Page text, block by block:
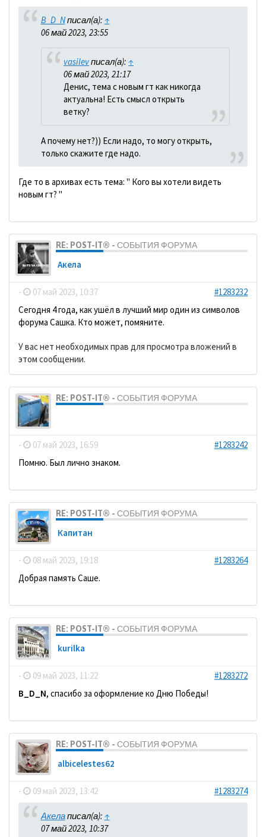
B_D_Nписал(а): ↑
06 май 2023, 23:55
vasilevписал(а): ↑
06 май 2023, 21:17
Денис, тема с новым гт как никогда
актуальна! Есть смысл открыть
ветку?
А почему нет?)) Если надо, то могу открыть,
только скажите где надо.
Где то в архивах есть тема: " Кого вы хотели видеть
новым гт? "
RE: POST-IT® - СОБЫТИЯ ФОРУМА
Акела
- 07 май 2023, 10:37
#1283232
Сегодня 4 года, как ушёл в лучший мир один из символов
форума Сашка. Кто может, помяните.
У вас нет необходимых прав для просмотра вложений в
этом сообщении.
RE: POST-IT® - СОБЫТИЯ ФОРУМА
- 07 май 2023, 16:59
#1283242
Помню. Был лично знаком.
RE: POST-IT® - СОБЫТИЯ ФОРУМА
Кaпитaн
- 08 май 2023, 19:18
#1283264
Добрая память Саше.
RE: POST-IT® - СОБЫТИЯ ФОРУМА
kurilka
- 09 май 2023, 11:22
#1283272
B_D_N, спасибо за оформление ко Дню Победы!
RE: POST-IT® - СОБЫТИЯ ФОРУМА
albicelestes62
- 09 май 2023, 13:42 #1283274
Акелаписал(а): ↑
07 май 2023, 10:37